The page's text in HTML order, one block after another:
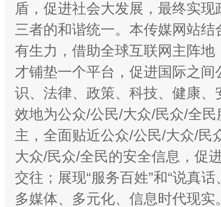
盾，促进社会大发展，最终实
三者的和谐统一。本传媒网站
有生力，借助全球互联网主阵
才铺垫一个平台，促进国际之
识、法律、政策、科技、健康
效地为公众/公民/大众/民众/全
主，全面贴近公众/公民/大众/民
大众/民众/全民的安全信息，促
交往；展现“服务百姓”和“说真
多媒体、多元化、信息时代现实